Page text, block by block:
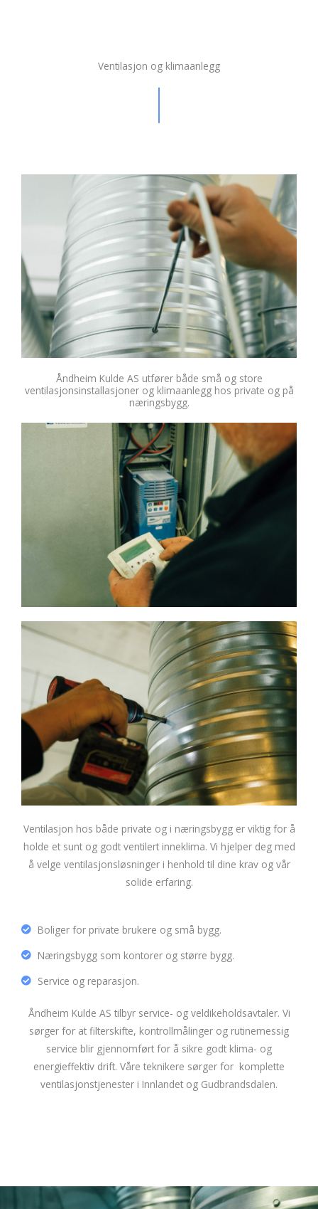
Ventilasjon og klimaanlegg
Åndheim Kulde AS utfører både små og store
ventilasjonsinstallasjoner og klimaanlegg hos private og på
næringsbygg.
Ventilasjon hos både private og i næringsbygg er viktig for å
holde et sunt og godt ventilert inneklima. Vi hjelper deg med
å velge ventilasjonsløsninger i henhold til dine krav og vår
solide erfaring.
Boliger for private brukere og små bygg.
Næringsbygg som kontorer og større bygg.
Service og reparasjon.
Åndheim Kulde AS tilbyr service- og veldikeholdsavtaler. Vi
sørger for at filterskifte, kontrollmålinger og rutinemessig
service blir gjennomført for å sikre godt klima- og
energieffektiv drift. Våre teknikere sørger for komplette
ventilasjonstjenester i Innlandet og Gudbrandsdalen.